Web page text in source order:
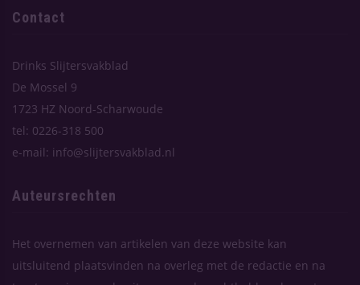
Contact
Drinks Slijtersvakblad
De Mossel 9
1723 HZ Noord-Scharwoude
tel: 0226-318 500
e-mail: info@slijtersvakblad.nl
Auteursrechten
Het overnemen van artikelen van deze website kan
uitsluitend plaatsvinden na overleg met de redactie en na